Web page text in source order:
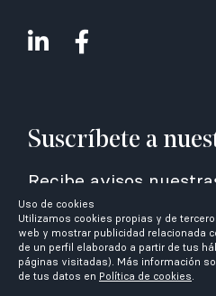
Uso de cookies
Utilizamos cookies propias y de
web y mostrar publicidad relacionada
de un perfil elaborado a partir de tus
páginas visitadas). Más información
de tus datos en Política de cookies.
Suscríbete a
Recibe avisos
He leído y acepto la